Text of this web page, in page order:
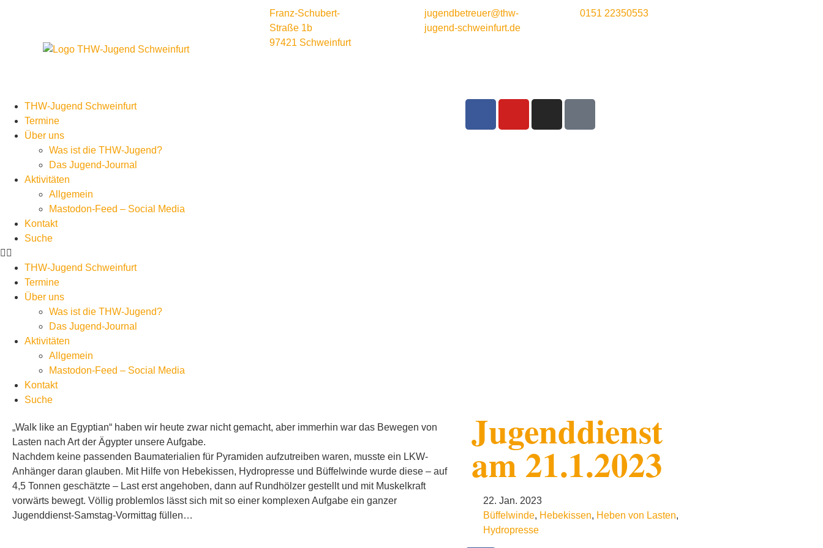
Franz-Schubert-
Straße 1b
97421 Schweinfurt
jugendbetreuer@thw-
jugend-schweinfurt.de
0151 22350553
THW-Jugend Schweinfurt
Termine
Über uns
Was ist die THW-Jugend?
Das Jugend-Journal
Aktivitäten
Allgemein
Mastodon-Feed – Social Media
Kontakt
Suche
THW-Jugend Schweinfurt
Termine
Über uns
Was ist die THW-Jugend?
Das Jugend-Journal
Aktivitäten
Allgemein
Mastodon-Feed – Social Media
Kontakt
Suche
„Walk like an Egyptian“ haben wir heute zwar nicht gemacht, aber immerhin war das Bewegen von
Lasten nach Art der Ägypter unsere Aufgabe.
Nachdem keine passenden Baumaterialien für Pyramiden aufzutreiben waren, musste ein LKW-
Anhänger daran glauben. Mit Hilfe von Hebekissen, Hydropresse und Büffelwinde wurde diese – auf
4,5 Tonnen geschätzte – Last erst angehoben, dann auf Rundhölzer gestellt und mit Muskelkraft
vorwärts bewegt. Völlig problemlos lässt sich mit so einer komplexen Aufgabe ein ganzer
Jugenddienst-Samstag-Vormittag füllen…
Jugenddienst
am 21.1.2023
22. Jan. 2023
Büffelwinde, Hebekissen, Heben von Lasten,
Hydropresse